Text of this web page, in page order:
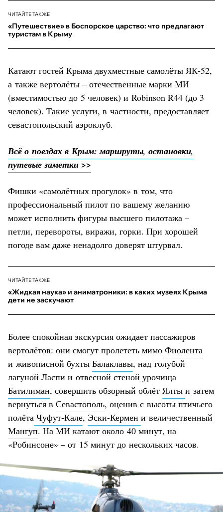
ЧИТАЙТЕ ТАКЖЕ
«Путешествие» в Боспорское царство: что предлагают
туристам в Крыму
Катают гостей Крыма двухместные самолёты ЯК-52,
а также вертолёты – отечественные марки МИ
(вместимостью до 5 человек) и Robinson R44 (до 3
человек). Такие услуги, в частности, предоставляет
севастопольский аэроклуб.
Всё о поездах в Крым: маршруты, остановки,
путевые заметки >>
Фишки «самолётных прогулок» в том, что
профессиональный пилот по вашему желанию
может исполнить фигуры высшего пилотажа –
петли, перевороты, виражи, горки. При хорошей
погоде вам даже ненадолго доверят штурвал.
ЧИТАЙТЕ ТАКЖЕ
«Жидкая наука» и аниматроники: в каких музеях Крыма
дети не заскучают
Более спокойная экскурсия ожидает пассажиров
вертолётов: они смогут пролететь мимо Фиолента
и живописной бухты Балаклавы, над голубой
лагуной Ласпи и отвесной стеной урочища
Батилиман, совершить обзорный облёт Ялты и затем
вернуться в Севастополь, оценив с высоты птичьего
полёта Чуфут-Кале, Эски-Кермен и величественный
Мангуп. На МИ катают около 40 минут, на
«Робинсоне» – от 15 минут до нескольких часов.